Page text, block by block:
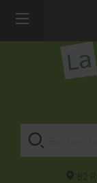
82